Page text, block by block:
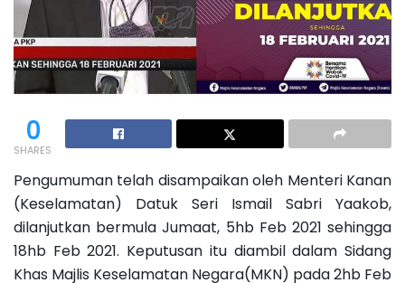
0
SHARES
Pengumuman telah disampaikan oleh Menteri Kanan
(Keselamatan) Datuk Seri Ismail Sabri Yaakob,
dilanjutkan bermula Jumaat, 5hb Feb 2021 sehingga
18hb Feb 2021. Keputusan itu diambil dalam Sidang
Khas Majlis Keselamatan Negara(MKN) pada 2hb Feb